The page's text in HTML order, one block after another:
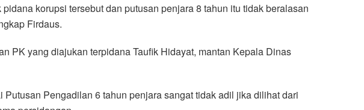
korupsi tersebut dan putusan penjara 8 tahun itu tidak beralasan
Firdaus.
PK yang diajukan terpidana Taufik Hidayat, mantan Kepala Dinas
Putusan Pengadilan 6 tahun penjara sangat tidak adil jika dilihat dari